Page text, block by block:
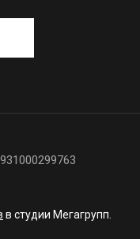
в студии Мегагрупп.